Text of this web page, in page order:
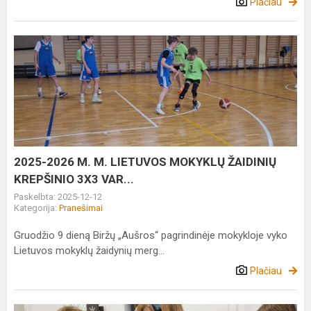
2025-
2026
M.
M.
LIETUVOS
MOKYKLŲ
ŽAIDINIŲ
KREPŠINIO
3X3
VAR...
2025-2026 M. M. LIETUVOS MOKYKLŲ ŽAIDINIŲ
KREPŠINIO 3X3 VAR...
Paskelbta: 2025-12-12
Kategorija: Pranešimai
Gruodžio 9 dieną Biržų „Aušros“ pagrindinėje mokykloje vyko
Lietuvos mokyklų žaidynių merg...
Plačiau